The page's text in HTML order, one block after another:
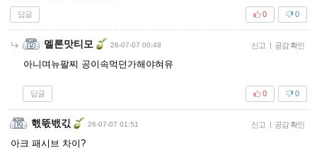
답글 0
0
멜론맛티모 26-07-07 00:48 신고 | 공감 확인
아니며뉴팔찌 공이속먹던가해야혀유
답글 0
0
핷뚟밳긳 26-07-07 01:51 신고 | 공감 확인
아크 패시브 차이?